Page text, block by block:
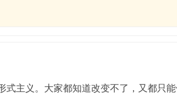
式主义。大家都知道改变不了，又都只